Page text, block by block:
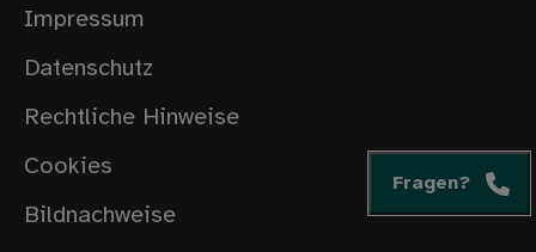
Impressum
Datenschutz
Rechtliche Hinweise
Cookies
Bildnachweise
Fragen?